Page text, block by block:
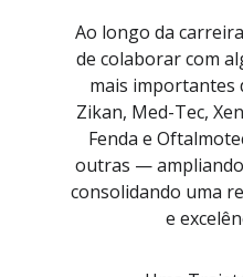
Ao longo da
de colaborar com
mais
Zikan, Med-Tec,
Fenda e
outras —
consolidando uma
e